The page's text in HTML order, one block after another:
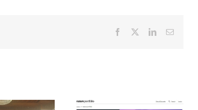
Facebook LinkedInCorreo